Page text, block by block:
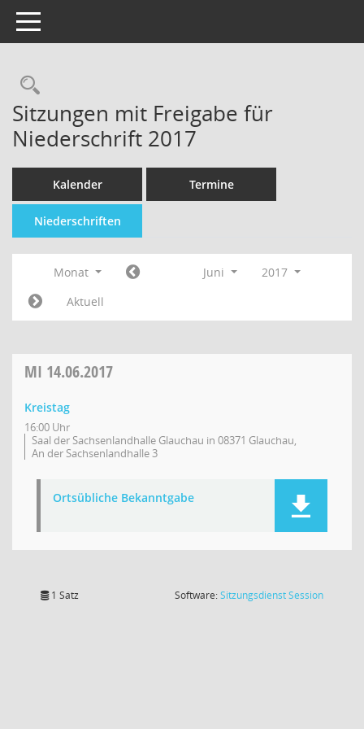
Toggle navigation
Sitzungen mit Freigabe für
Niederschrift 2017
Kalender Termine
Niederschriften
Monat Juni
2017
Aktuell
MI 14.06.2017
Kreistag
16:00 Uhr
Saal der Sachsenlandhalle Glauchau in 08371 Glauchau,
An der Sachsenlandhalle 3
Ortsübliche Bekanntgabe
1 Satz Software:SitzungsdienstSession(Wird in